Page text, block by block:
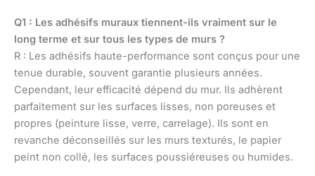
Q1 : Les adhésifs muraux tiennent-ils vraiment sur le
long terme et sur tous les types de murs ?
R : Les adhésifs haute-performance sont conçus pour une
tenue durable, souvent garantie plusieurs années.
Cependant, leur efficacité dépend du mur. Ils adhèrent
parfaitement sur les surfaces lisses, non poreuses et
propres (peinture lisse, verre, carrelage). Ils sont en
revanche déconseillés sur les murs texturés, le papier
peint non collé, les surfaces poussiéreuses ou humides.